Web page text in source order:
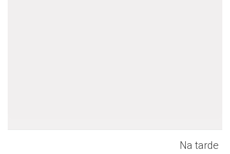
Na tarde